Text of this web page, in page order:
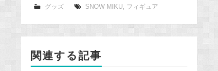
k
グッズ SNOW MIKU, フィギュア
関連する記事